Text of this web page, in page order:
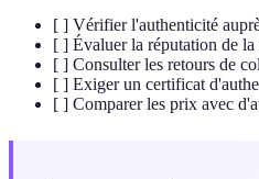
[ ] Vérifier l'authenticité
[ ] Évaluer la réputation de la
[ ] Consulter les retours de
[ ] Exiger un certificat
[ ] Comparer les prix avec